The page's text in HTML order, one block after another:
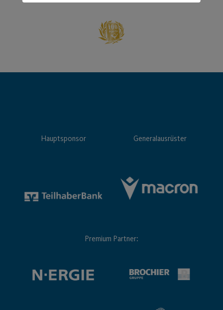
Hauptsponsor Generalausrüster
Premium Partner: